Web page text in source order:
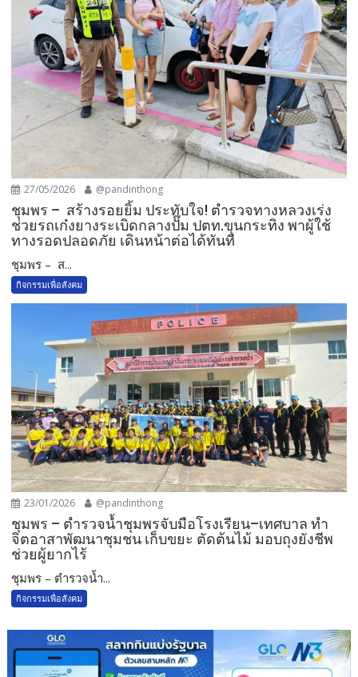
27/05/2026 @pandinthong
ชุมพร – สร้างรอยยิ้ม ประทับใจ! ตำรวจทางหลวงเร่ง
ช่วยรถเก๋งยางระเบิดกลางปั๊ม ปตท.ขุนกระทิง พาผู้ใช้
ทางรอดปลอดภัย เดินหน้าต่อได้ทันที
ชุมพร – ส...
กิจกรรมเพื่อสังคม
23/01/2026 @pandinthong
ชุมพร – ตำรวจน้ำชุมพรจับมือโรงเรียน–เทศบาล ทำ
จิตอาสาพัฒนาชุมชน เก็บขยะ ตัดต้นไม้ มอบถุงยังชีพ
ช่วยผู้ยากไร้
ชุมพร – ตำรวจน้ำ...
กิจกรรมเพื่อสังคม